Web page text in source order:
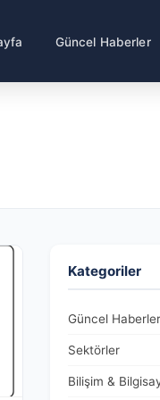
Güncel Haberler
Kategoriler
Güncel Haberler
Sektörler
Bilişim &